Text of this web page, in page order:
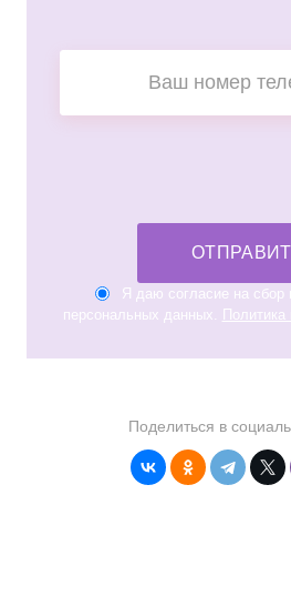
Я даю согласие на сбор
персональных данных.
Поделиться в